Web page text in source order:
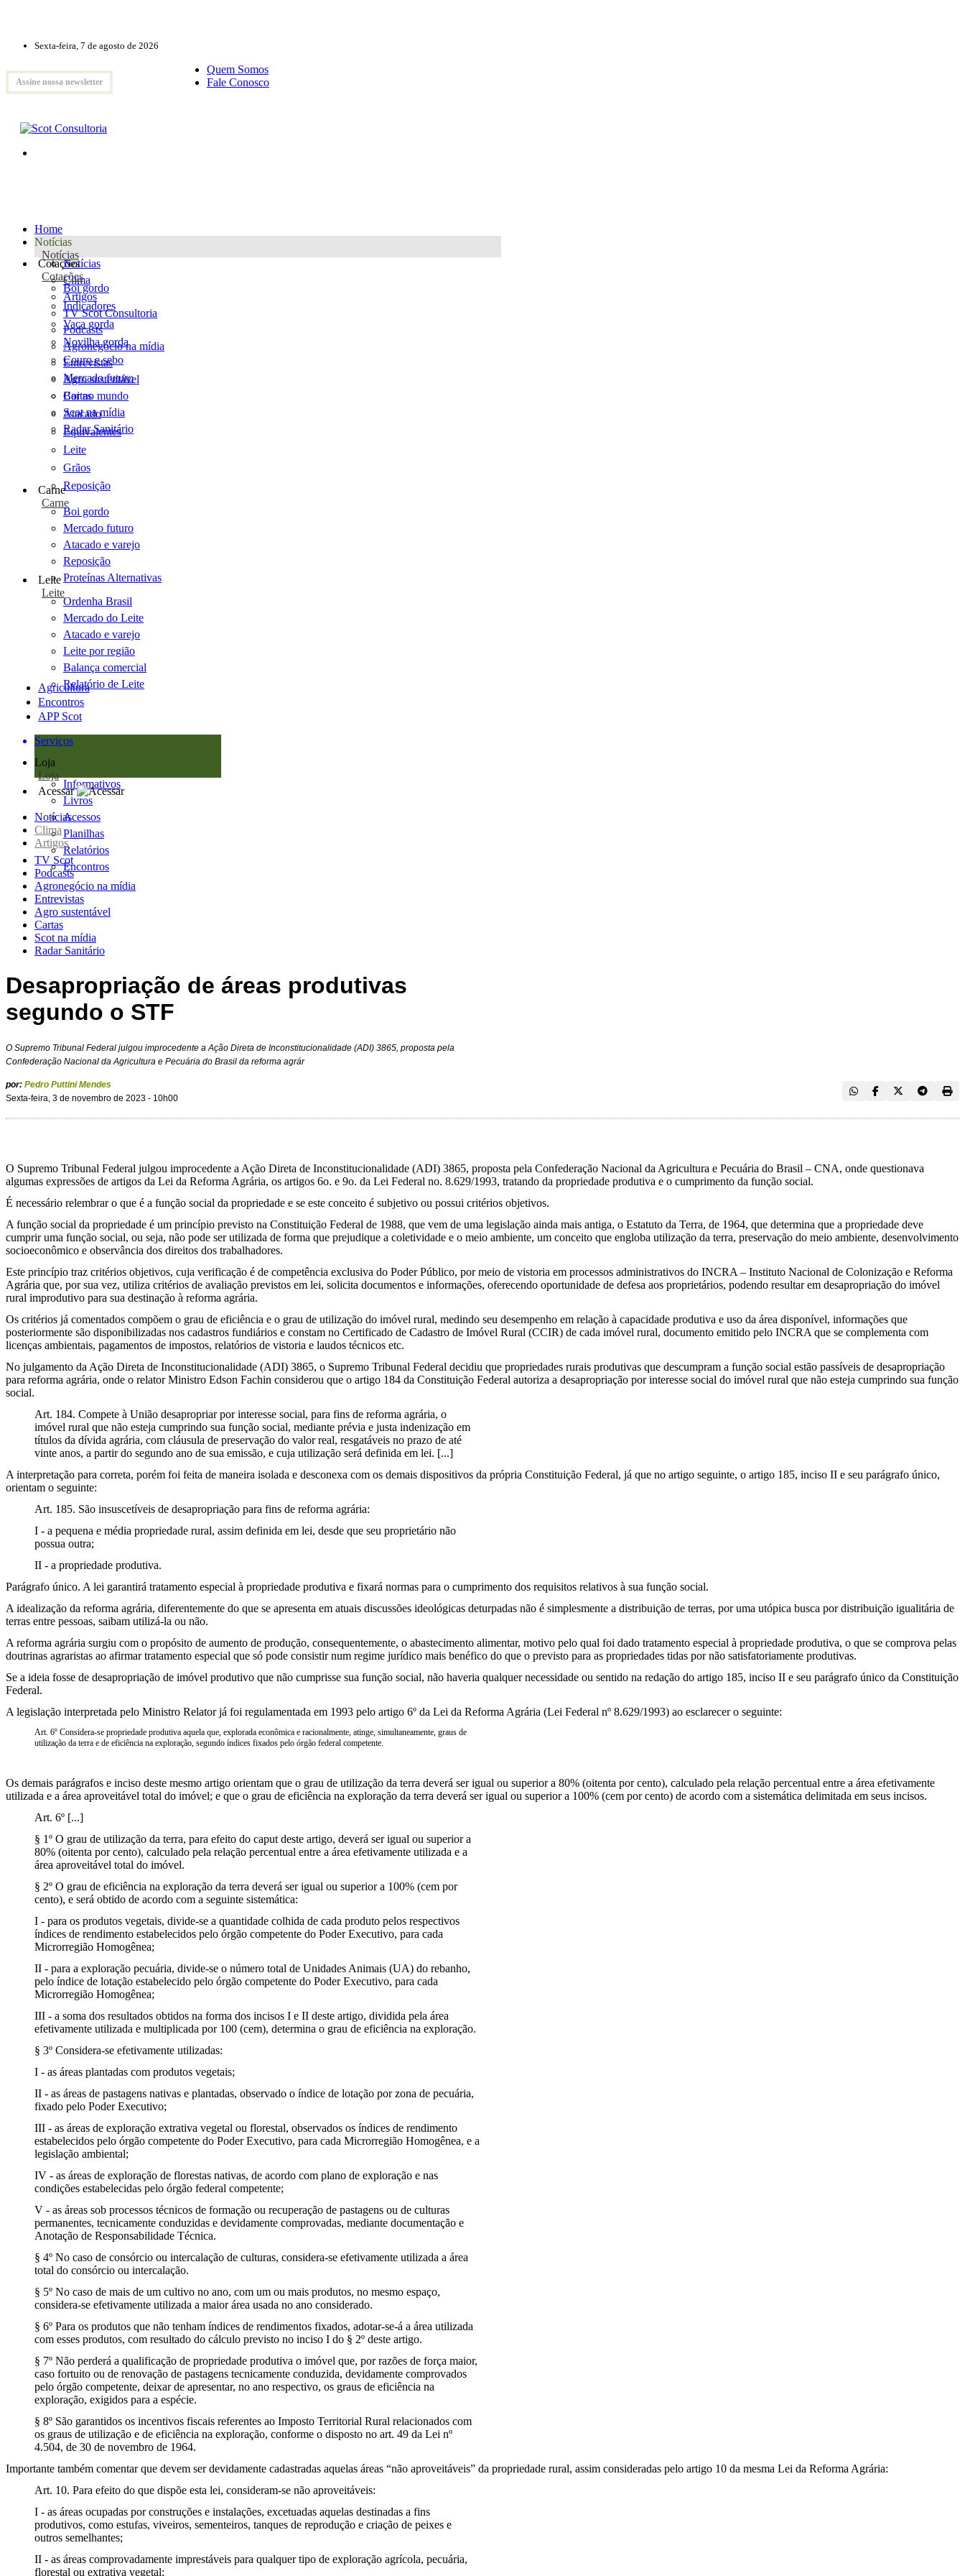
Sexta-feira, 7 de agosto de 2026
Assine nossa newsletter
Quem Somos
Fale Conosco
Home
Notícias
Notícias
Notícias
Clima
Artigos
TV Scot Consultoria
Podcasts
Agronegócio na mídia
Entrevistas
Agro sustentável
Cartas
Scot na mídia
Radar Sanitário
Cotações
Cotações
Boi gordo
Indicadores
Vaca gorda
Novilha gorda
Couro e sebo
Mercado futuro
Boi no mundo
Atacado
Equivalentes
Leite
Grãos
Reposição
Carne
Carne
Boi gordo
Mercado futuro
Atacado e varejo
Reposição
Proteínas Alternativas
Leite
Leite
Ordenha Brasil
Mercado do Leite
Atacado e varejo
Leite por região
Balança comercial
Relatório de Leite
Agricultura
Encontros
APP Scot
Serviços
Loja
Loja
Informativos
Livros
Acessos
Planilhas
Relatórios
Encontros
Acessar
Notícias
Clima
Artigos
TV Scot
Podcasts
Agronegócio na mídia
Entrevistas
Agro sustentável
Cartas
Scot na mídia
Radar Sanitário
Desapropriação de áreas produtivas
segundo o STF
O Supremo Tribunal Federal julgou improcedente a Ação Direta de Inconstitucionalidade (ADI) 3865, proposta pela
Confederação Nacional da Agricultura e Pecuária do Brasil da reforma agrár
por: Pedro Puttini Mendes
Sexta-feira, 3 de novembro de 2023 - 10h00
O Supremo Tribunal Federal julgou improcedente a Ação Direta de Inconstitucionalidade (ADI) 3865, proposta pela Confederação Nacional da Agricultura e Pecuária do Brasil – CNA, onde questionava
algumas expressões de artigos da Lei da Reforma Agrária, os artigos 6o. e 9o. da Lei Federal no. 8.629/1993, tratando da propriedade produtiva e o cumprimento da função social.
É necessário relembrar o que é a função social da propriedade e se este conceito é subjetivo ou possui critérios objetivos.
A função social da propriedade é um princípio previsto na Constituição Federal de 1988, que vem de uma legislação ainda mais antiga, o Estatuto da Terra, de 1964, que determina que a propriedade deve
cumprir uma função social, ou seja, não pode ser utilizada de forma que prejudique a coletividade e o meio ambiente, um conceito que engloba utilização da terra, preservação do meio ambiente, desenvolvimento
socioeconômico e observância dos direitos dos trabalhadores.
Este princípio traz critérios objetivos, cuja verificação é de competência exclusiva do Poder Público, por meio de vistoria em processos administrativos do INCRA – Instituto Nacional de Colonização e Reforma
Agrária que, por sua vez, utiliza critérios de avaliação previstos em lei, solicita documentos e informações, oferecendo oportunidade de defesa aos proprietários, podendo resultar em desapropriação do imóvel
rural improdutivo para sua destinação à reforma agrária.
Os critérios já comentados compõem o grau de eficiência e o grau de utilização do imóvel rural, medindo seu desempenho em relação à capacidade produtiva e uso da área disponível, informações que
posteriormente são disponibilizadas nos cadastros fundiários e constam no Certificado de Cadastro de Imóvel Rural (CCIR) de cada imóvel rural, documento emitido pelo INCRA que se complementa com
licenças ambientais, pagamentos de impostos, relatórios de vistoria e laudos técnicos etc.
No julgamento da Ação Direta de Inconstitucionalidade (ADI) 3865, o Supremo Tribunal Federal decidiu que propriedades rurais produtivas que descumpram a função social estão passíveis de desapropriação
para reforma agrária, onde o relator Ministro Edson Fachin considerou que o artigo 184 da Constituição Federal autoriza a desapropriação por interesse social do imóvel rural que não esteja cumprindo sua função
social.
Art. 184. Compete à União desapropriar por interesse social, para fins de reforma agrária, o
imóvel rural que não esteja cumprindo sua função social, mediante prévia e justa indenização em
títulos da dívida agrária, com cláusula de preservação do valor real, resgatáveis no prazo de até
vinte anos, a partir do segundo ano de sua emissão, e cuja utilização será definida em lei. [...]
A interpretação para correta, porém foi feita de maneira isolada e desconexa com os demais dispositivos da própria Constituição Federal, já que no artigo seguinte, o artigo 185, inciso II e seu parágrafo único,
orientam o seguinte:
Art. 185. São insuscetíveis de desapropriação para fins de reforma agrária:
I - a pequena e média propriedade rural, assim definida em lei, desde que seu proprietário não
possua outra;
II - a propriedade produtiva.
Parágrafo único. A lei garantirá tratamento especial à propriedade produtiva e fixará normas para o cumprimento dos requisitos relativos à sua função social.
A idealização da reforma agrária, diferentemente do que se apresenta em atuais discussões ideológicas deturpadas não é simplesmente a distribuição de terras, por uma utópica busca por distribuição igualitária de
terras entre pessoas, saibam utilizá-la ou não.
A reforma agrária surgiu com o propósito de aumento de produção, consequentemente, o abastecimento alimentar, motivo pelo qual foi dado tratamento especial à propriedade produtiva, o que se comprova pelas
doutrinas agraristas ao afirmar tratamento especial que só pode consistir num regime jurídico mais benéfico do que o previsto para as propriedades tidas por não satisfatoriamente produtivas.
Se a ideia fosse de desapropriação de imóvel produtivo que não cumprisse sua função social, não haveria qualquer necessidade ou sentido na redação do artigo 185, inciso II e seu parágrafo único da Constituição
Federal.
A legislação interpretada pelo Ministro Relator já foi regulamentada em 1993 pelo artigo 6º da Lei da Reforma Agrária (Lei Federal nº 8.629/1993) ao esclarecer o seguinte:
Art. 6º Considera-se propriedade produtiva aquela que, explorada econômica e racionalmente, atinge, simultaneamente, graus de
utilização da terra e de eficiência na exploração, segundo índices fixados pelo órgão federal competente.
Os demais parágrafos e inciso deste mesmo artigo orientam que o grau de utilização da terra deverá ser igual ou superior a 80% (oitenta por cento), calculado pela relação percentual entre a área efetivamente
utilizada e a área aproveitável total do imóvel; e que o grau de eficiência na exploração da terra deverá ser igual ou superior a 100% (cem por cento) de acordo com a sistemática delimitada em seus incisos.
Art. 6º [...]
§ 1º O grau de utilização da terra, para efeito do caput deste artigo, deverá ser igual ou superior a
80% (oitenta por cento), calculado pela relação percentual entre a área efetivamente utilizada e a
área aproveitável total do imóvel.
§ 2º O grau de eficiência na exploração da terra deverá ser igual ou superior a 100% (cem por
cento), e será obtido de acordo com a seguinte sistemática:
I - para os produtos vegetais, divide-se a quantidade colhida de cada produto pelos respectivos
índices de rendimento estabelecidos pelo órgão competente do Poder Executivo, para cada
Microrregião Homogênea;
II - para a exploração pecuária, divide-se o número total de Unidades Animais (UA) do rebanho,
pelo índice de lotação estabelecido pelo órgão competente do Poder Executivo, para cada
Microrregião Homogênea;
III - a soma dos resultados obtidos na forma dos incisos I e II deste artigo, dividida pela área
efetivamente utilizada e multiplicada por 100 (cem), determina o grau de eficiência na exploração.
§ 3º Considera-se efetivamente utilizadas:
I - as áreas plantadas com produtos vegetais;
II - as áreas de pastagens nativas e plantadas, observado o índice de lotação por zona de pecuária,
fixado pelo Poder Executivo;
III - as áreas de exploração extrativa vegetal ou florestal, observados os índices de rendimento
estabelecidos pelo órgão competente do Poder Executivo, para cada Microrregião Homogênea, e a
legislação ambiental;
IV - as áreas de exploração de florestas nativas, de acordo com plano de exploração e nas
condições estabelecidas pelo órgão federal competente;
V - as áreas sob processos técnicos de formação ou recuperação de pastagens ou de culturas
permanentes, tecnicamente conduzidas e devidamente comprovadas, mediante documentação e
Anotação de Responsabilidade Técnica.
§ 4º No caso de consórcio ou intercalação de culturas, considera-se efetivamente utilizada a área
total do consórcio ou intercalação.
§ 5º No caso de mais de um cultivo no ano, com um ou mais produtos, no mesmo espaço,
considera-se efetivamente utilizada a maior área usada no ano considerado.
§ 6º Para os produtos que não tenham índices de rendimentos fixados, adotar-se-á a área utilizada
com esses produtos, com resultado do cálculo previsto no inciso I do § 2º deste artigo.
§ 7º Não perderá a qualificação de propriedade produtiva o imóvel que, por razões de força maior,
caso fortuito ou de renovação de pastagens tecnicamente conduzida, devidamente comprovados
pelo órgão competente, deixar de apresentar, no ano respectivo, os graus de eficiência na
exploração, exigidos para a espécie.
§ 8º São garantidos os incentivos fiscais referentes ao Imposto Territorial Rural relacionados com
os graus de utilização e de eficiência na exploração, conforme o disposto no art. 49 da Lei nº
4.504, de 30 de novembro de 1964.
Importante também comentar que devem ser devidamente cadastradas aquelas áreas “não aproveitáveis” da propriedade rural, assim consideradas pelo artigo 10 da mesma Lei da Reforma Agrária:
Art. 10. Para efeito do que dispõe esta lei, consideram-se não aproveitáveis:
I - as áreas ocupadas por construções e instalações, excetuadas aquelas destinadas a fins
produtivos, como estufas, viveiros, sementeiros, tanques de reprodução e criação de peixes e
outros semelhantes;
II - as áreas comprovadamente imprestáveis para qualquer tipo de exploração agrícola, pecuária,
florestal ou extrativa vegetal;